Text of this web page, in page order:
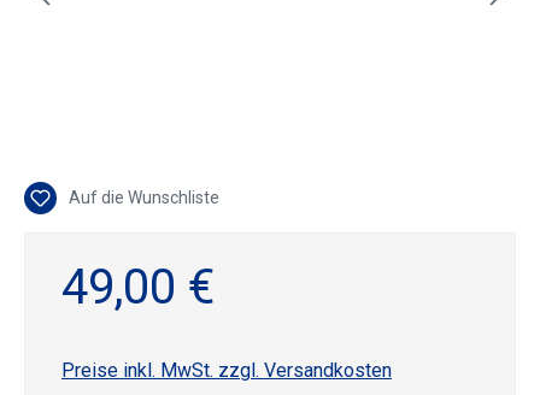
Auf die Wunschliste
49,00 €
Preise inkl. MwSt. zzgl. Versandkosten